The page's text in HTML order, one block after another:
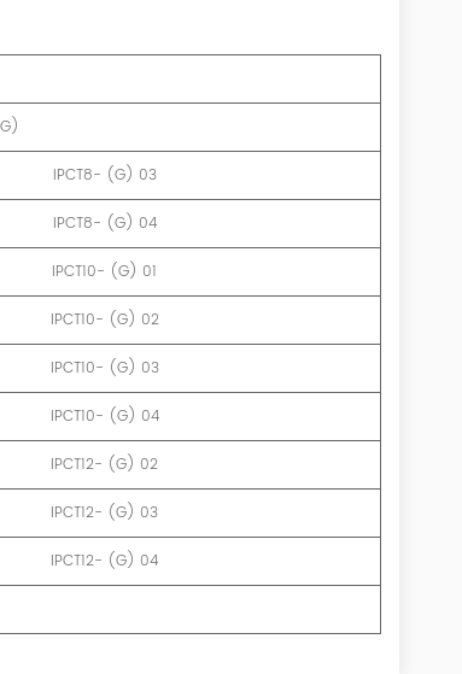
IPCT8- (G) 03
IPCT8- (G) 04
IPCT10- (G) 01
IPCT10- (G) 02
IPCT10- (G) 03
IPCT10- (G) 04
IPCT12- (G) 02
IPCT12- (G) 03
IPCT12- (G) 04